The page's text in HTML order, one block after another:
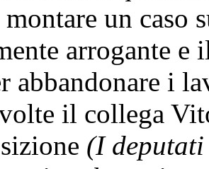
montare un caso
arrogante
abbandonare i
il collega
(I